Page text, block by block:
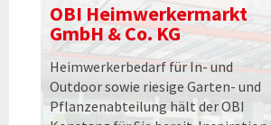
OBI Heimwerkermarkt
GmbH & Co. KG
Heimwerkerbedarf für In- und
Outdoor sowie riesige Garten- und
Pflanzenabteilung hält der OBI